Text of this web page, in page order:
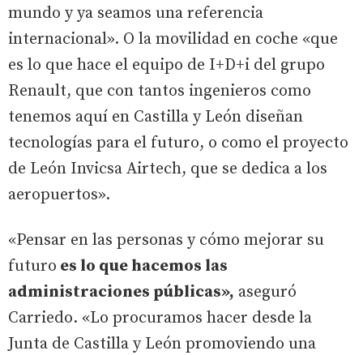
mundo y ya seamos una referencia
internacional». O la movilidad en coche «que
es lo que hace el equipo de I+D+i del grupo
Renault, que con tantos ingenieros como
tenemos aquí en Castilla y León diseñan
tecnologías para el futuro, o como el proyecto
de León Invicsa Airtech, que se dedica a los
aeropuertos».
«Pensar en las personas y cómo mejorar su
futuro es lo que hacemos las
administraciones públicas», aseguró
Carriedo. «Lo procuramos hacer desde la
Junta de Castilla y León promoviendo una